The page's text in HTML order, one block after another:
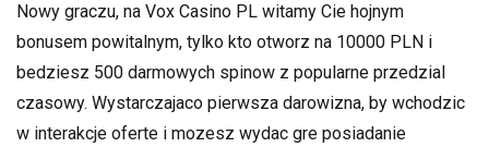
Nowy graczu, na Vox Casino PL witamy Cie hojnym
bonusem powitalnym, tylko kto otworz na 10000 PLN i
bedziesz 500 darmowych spinow z popularne przedzial
czasowy. Wystarczajaco pierwsza darowizna, by wchodzic
w interakcje oferte i mozesz wydac gre posiadanie